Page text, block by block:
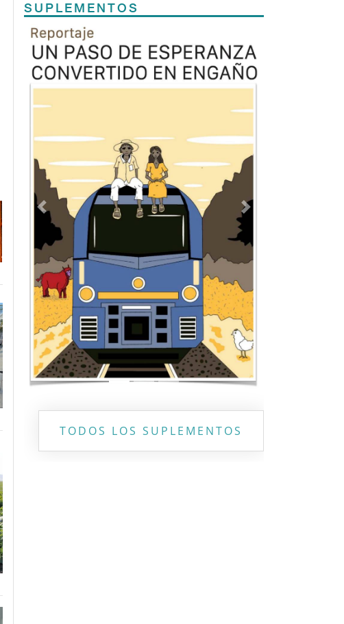
SUPLEMENTOS
Previous Next
TODOS LOS SUPLEMENTOS